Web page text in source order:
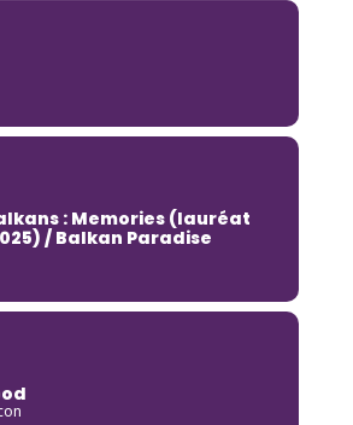
: Memories (lauréat
/ Balkan Paradise